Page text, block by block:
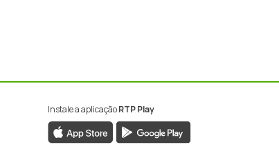
Instale a aplicaçãoRTP Play